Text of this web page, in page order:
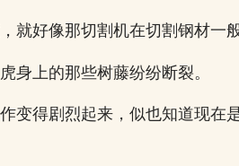
就好像那切割机在切割钢材一般
身上的那些树藤纷纷断裂。
变得剧烈起来，似也知道现在